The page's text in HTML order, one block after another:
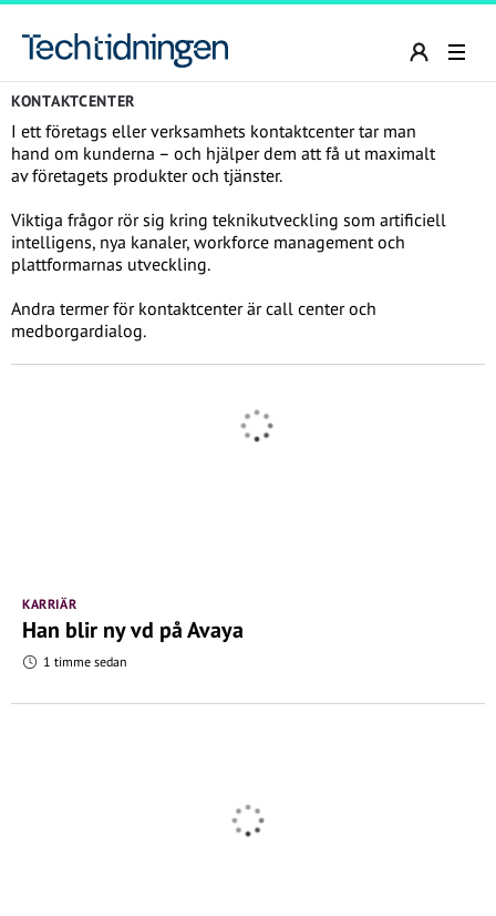
KONTAKTCENTER
I ett företags eller verksamhets kontaktcenter tar man
hand om kunderna – och hjälper dem att få ut maximalt
av företagets produkter och tjänster.
Viktiga frågor rör sig kring teknikutveckling som artificiell
intelligens, nya kanaler, workforce management och
plattformarnas utveckling.
Andra termer för kontaktcenter är call center och
medborgardialog.
KARRIÄR
Han blir ny vd på Avaya
1 timme sedan